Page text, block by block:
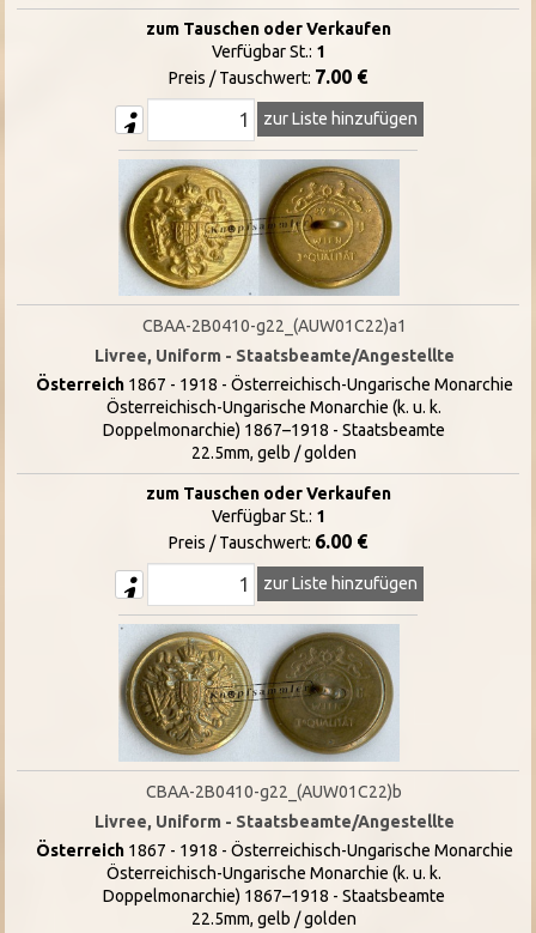
zum Tauschen oder Verkaufen
Verfügbar St.: 1
Preis / Tauschwert: 7.00 €
zur Liste hinzufügen
CBAA-2B0410-g22_(AUW01C22)a1
Livree, Uniform - Staatsbeamte/Angestellte
Österreich1867 - 1918 - Österreichisch-Ungarische Monarchie
Österreichisch-Ungarische Monarchie (k. u. k.
Doppelmonarchie) 1867–1918 - Staatsbeamte
22.5mm, gelb / golden
zum Tauschen oder Verkaufen
Verfügbar St.: 1
Preis / Tauschwert: 6.00 €
zur Liste hinzufügen
CBAA-2B0410-g22_(AUW01C22)b
Livree, Uniform - Staatsbeamte/Angestellte
Österreich1867 - 1918 - Österreichisch-Ungarische Monarchie
Österreichisch-Ungarische Monarchie (k. u. k.
Doppelmonarchie) 1867–1918 - Staatsbeamte
22.5mm, gelb / golden